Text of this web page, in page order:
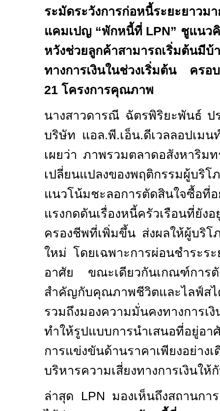
ระมัดระวังการก่อหนี้ระยะยา
แคมเปญ “พักหนี้ที่ LPN” ชูแนว
หวังช่วยลูกค้าสามารถเริ่มต้นมี
ทางการเงินในช่วงเริ่มต้น ครอ
21 โครงการคุณภาพ
นางสาวดารณี ฉัตรพิริยะพันธ์ ป
บริษัท แอล.พี.เอ็น.ดีเวลลอปเม
เผยว่า ภาพรวมตลาดอสังหาริม
เปลี่ยนแปลงของพฤติกรรมผู้บริ
แนวโน้มชะลอการตัดสินใจซื้อ
แรงกดดันเรื่องหนี้ครัวเรือนที่ยัง
ครองชีพที่เพิ่มขึ้น ส่งผลให้ผู้บริโ
ใหม่ โดยเฉพาะการผ่อนชำระร
อาศัย ขณะเดียวกันเกณฑ์การตั
สำคัญกับคุณภาพชีวิตและไลฟ์ส
รวมถึงมองความมั่นคงทางการเ
ทำให้รูปแบบการนำเสนอที่อยู่อา
การแข่งขันด้านราคาเพียงอย่
บริหารความเสี่ยงทางการเงินให้
ล่าสุด LPN มองเห็นถึงสถานก